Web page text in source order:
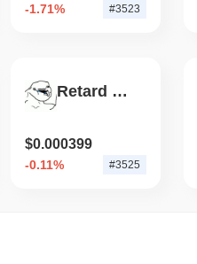
-1.71% #3523
Retard Finder Coin
$0.000399
-0.11% #3525